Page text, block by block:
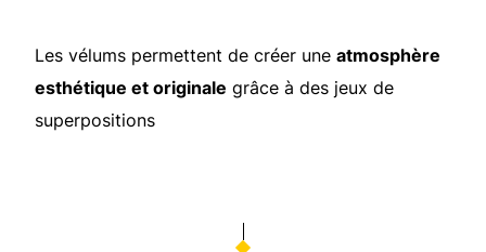
Les vélums permettent de créer une atmosphère
esthétique et originale grâce à des jeux de
superpositions